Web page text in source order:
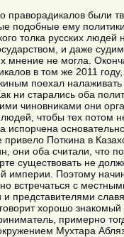
праворадикалов были
подобные ему политики
толка русских людей
и даже
мнение не могла.
в том же 2011
поехал
ни старались оба
чиновниками они
чтобы тех потом
испорчена
Поткина в
они оба считали, что
существовать не
империи. Поэтому
встречаться с
представителями
хорошо
примерно
Мухтара